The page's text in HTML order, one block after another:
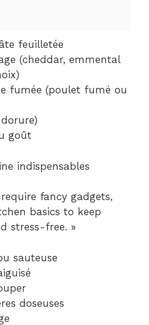
feuilletée
(cheddar, emmental
fumée (poulet fumé ou
goût
indispensables
fancy gadgets,
basics to keep
stress-free. »
sauteuse
doseuses